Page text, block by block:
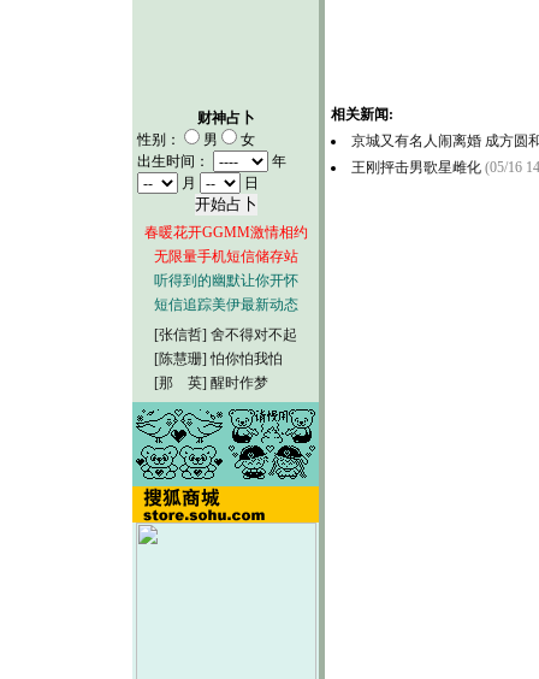
财神占卜
性别：
男
女
出生时间：
年
月
日
春暖花开GGMM激情相约
无限量手机短信储存站
听得到的幽默让你开怀
短信追踪美伊最新动态
[张信哲] 舍不得对不起
[陈慧珊] 怕你怕我怕
[那 英] 醒时作梦
相关新闻:
京城又有名人闹离婚 成方圆
王刚抨击男歌星雌化 (05/16